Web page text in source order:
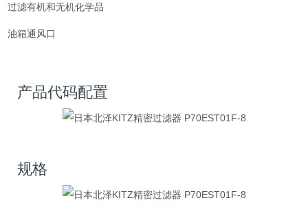
过滤有机和无机化学品
油箱通风口
产品代码配置
规格